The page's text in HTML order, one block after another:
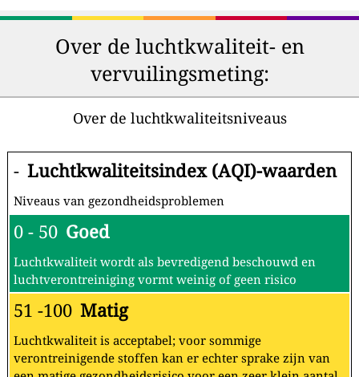
Over de luchtkwaliteit- en
vervuilingsmeting:
Over de luchtkwaliteitsniveaus
- Luchtkwaliteitsindex (AQI)-waarden
Niveaus van gezondheidsproblemen
0 - 50 Goed
Luchtkwaliteit wordt als bevredigend beschouwd en
luchtverontreiniging vormt weinig of geen risico
51 -100 Matig
Luchtkwaliteit is acceptabel; voor sommige
verontreinigende stoffen kan er echter sprake zijn van